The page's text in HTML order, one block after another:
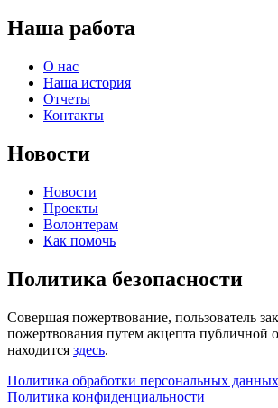
Наша работа
О нас
Наша история
Отчеты
Контакты
Новости
Новости
Проекты
Волонтерам
Как помочь
Политика безопасности
Совершая пожертвование, пользователь
пожертвования путем акцепта публичной
находится здесь.
Политика обработки персональных данных
Политика конфиденциальности